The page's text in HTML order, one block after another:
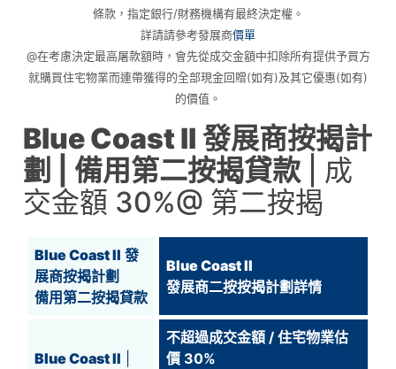
條款，指定銀行/財務機構有最終決定權。
詳請請參考發展商價單
@在考慮決定最高屠款額時，會先從成交金額中扣除所有提供予買方
就購買住宅物業而連帶獲得的全部現金回贈(如有)及其它優惠(如有)
的價值。
Blue Coast II 發展商按揭計
劃 | 備用第二按揭貸款 | 成
交金額 30%@ 第二按揭
Blue Coast II 發
展商按揭計劃
備用第二按揭貸款
Blue Coast II
發展商二按按揭計劃詳情
Blue Coast II
不超過成交金額 / 住宅物業估
價 30%